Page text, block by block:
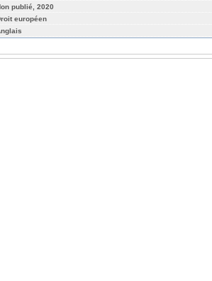
publié, 2020
européen